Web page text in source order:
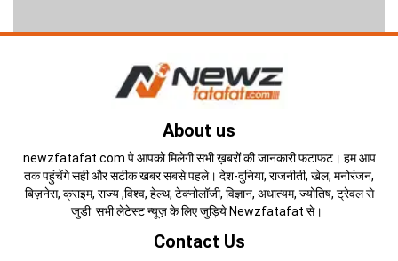
About us
newzfatafat.com पे आपको मिलेगी सभी ख़बरों की जानकारी फटाफट। हम आप
तक पहुंचेंगे सही और सटीक खबर सबसे पहले। देश-दुनिया, राजनीती, खेल, मनोरंजन,
बिज़नेस, क्राइम, राज्य ,विश्व, हेल्थ, टेक्नोलॉजी, विज्ञान, अधात्यम, ज्योतिष, ट्रेवल से
जुड़ी सभी लेटेस्ट न्यूज़ के लिए जुड़िये Newzfatafat से।
Contact Us